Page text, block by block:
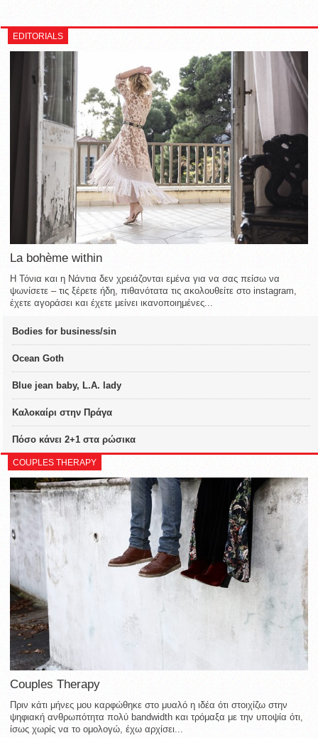
EDITORIALS
La bohème within
Η Τόνια και η Νάντια δεν χρειάζονται εμένα για να σας πείσω να
ψωνίσετε – τις ξέρετε ήδη, πιθανότατα τις ακολουθείτε στο instagram,
έχετε αγοράσει και έχετε μείνει ικανοποιημένες...
Bodies for business/sin
Ocean Goth
Blue jean baby, L.A. lady
Καλοκαίρι στην Πράγα
Πόσο κάνει 2+1 στα ρώσικα
COUPLES THERAPY
Couples Therapy
Πριν κάτι μήνες μου καρφώθηκε στο μυαλό η ιδέα ότι στοιχίζω στην
ψηφιακή ανθρωπότητα πολύ bandwidth και τρόμαξα με την υποψία ότι,
ίσως χωρίς να το ομολογώ, έχω αρχίσει...